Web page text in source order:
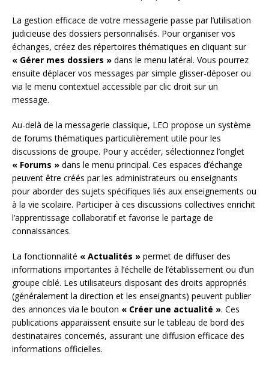
La gestion efficace de votre messagerie passe par l’utilisation
judicieuse des dossiers personnalisés. Pour organiser vos
échanges, créez des répertoires thématiques en cliquant sur
« Gérer mes dossiers » dans le menu latéral. Vous pourrez
ensuite déplacer vos messages par simple glisser-déposer ou
via le menu contextuel accessible par clic droit sur un
message.
Au-delà de la messagerie classique, LEO propose un système
de forums thématiques particulièrement utile pour les
discussions de groupe. Pour y accéder, sélectionnez l’onglet
« Forums » dans le menu principal. Ces espaces d’échange
peuvent être créés par les administrateurs ou enseignants
pour aborder des sujets spécifiques liés aux enseignements ou
à la vie scolaire. Participer à ces discussions collectives enrichit
l’apprentissage collaboratif et favorise le partage de
connaissances.
La fonctionnalité « Actualités » permet de diffuser des
informations importantes à l’échelle de l’établissement ou d’un
groupe ciblé. Les utilisateurs disposant des droits appropriés
(généralement la direction et les enseignants) peuvent publier
des annonces via le bouton « Créer une actualité ». Ces
publications apparaissent ensuite sur le tableau de bord des
destinataires concernés, assurant une diffusion efficace des
informations officielles.